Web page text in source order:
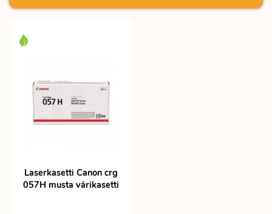
Laserkasetti Canon crg
057H musta värikasetti